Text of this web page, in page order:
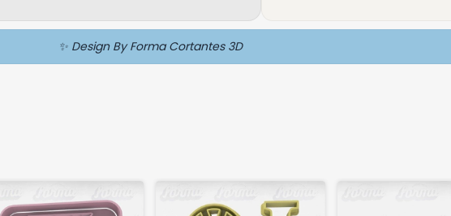
✨ Design By Forma Cortantes 3D